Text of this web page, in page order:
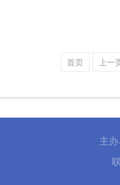
首页 上一
主